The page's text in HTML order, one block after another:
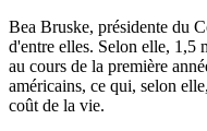
Bea Bruske, présidente du
d'entre elles. Selon elle, 1,5
au cours de la première
américains, ce qui, selon
coût de la vie.